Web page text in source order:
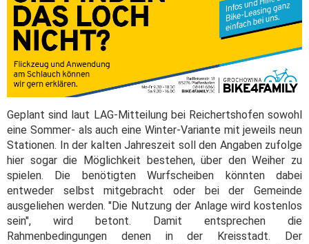
Geplant sind laut LAG-Mitteilung bei Reichertshofen sowohl
eine Sommer- als auch eine Winter-Variante mit jeweils neun
Stationen. In der kalten Jahreszeit soll den Angaben zufolge
hier sogar die Möglichkeit bestehen, über den Weiher zu
spielen. Die benötigten Wurfscheiben könnten dabei
entweder selbst mitgebracht oder bei der Gemeinde
ausgeliehen werden. "Die Nutzung der Anlage wird kostenlos
sein", wird betont. Damit entsprechen die
Rahmenbedingungen denen in der Kreisstadt. Der